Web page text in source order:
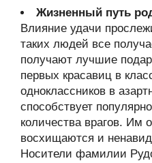
Жизненный путь
Влияние удачи
таких людей все
получают лучшие
первых красавиц в
одноклассников в
способствует
количества врагов. Им
восхищаются и
Носители фамилии